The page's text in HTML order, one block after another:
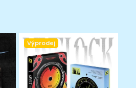
Výprodej